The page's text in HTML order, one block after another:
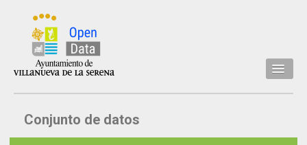
Inicio
Datos
Conjunto de datos